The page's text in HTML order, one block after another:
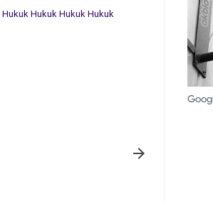
Hukuk Hukuk Hukuk Hukuk
